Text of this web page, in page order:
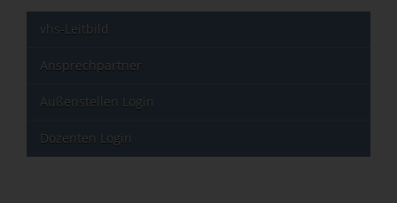
vhs-Leitbild
Ansprechpartner
Außenstellen Login
Dozenten Login